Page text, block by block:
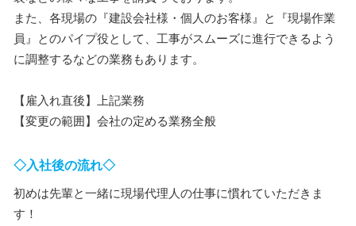
また、各現場の『建設会社様・個人のお客様』と『現場作業
員』とのパイプ役として、工事がスムーズに進行できるよう
に調整するなどの業務もあります。
【雇入れ直後】上記業務
【変更の範囲】会社の定める業務全般
◇入社後の流れ◇
初めは先輩と一緒に現場代理人の仕事に慣れていただきま
す！